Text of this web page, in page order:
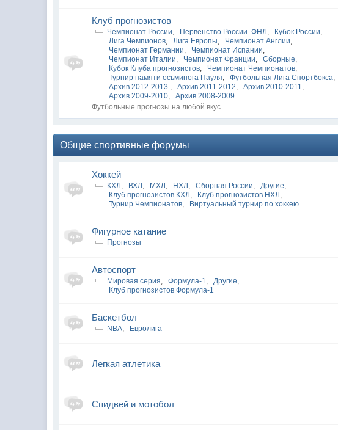
Клуб прогнозистов
Чемпионат России, Первенство России. ФНЛ , Кубок России,
Лига Чемпионов, Лига Европы, Чемпионат Англии,
Чемпионат Германии, Чемпионат Испании,
Чемпионат Италии, Чемпионат Франции, Сборные,
Кубок Клуба прогнозистов, Чемпионат Чемпионатов,
Турнир памяти осьминога Пауля, Футбольная Лига Спортбокса,
Архив 2012-2013 , Архив 2011-2012, Архив 2010-2011,
Архив 2009-2010,
Архив 2008-2009
Футбольные прогнозы на любой вкус
Общие спортивные форумы
Хоккей
КХЛ , ВХЛ , МХЛ , НХЛ , Сборная России, Другие,
Клуб прогнозистов КХЛ , Клуб прогнозистов НХЛ ,
Турнир Чемпионатов, Виртуальный турнир по хоккею
Фигурное катание
Прогнозы
Автоспорт
Мировая серия, Формула-1, Другие,
Клуб прогнозистов Формула-1
Баскетбол
NBA, Евролига
Легкая атлетика
Спидвей и мотобол